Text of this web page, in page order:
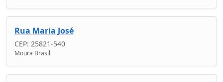
Rua Maria José
CEP: 25821-540
Moura Brasil